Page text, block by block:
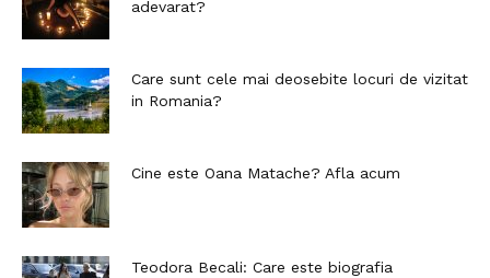
adevarat?
Care sunt cele mai deosebite locuri de vizitat
in Romania?
Cine este Oana Matache? Afla acum
Teodora Becali: Care este biografia